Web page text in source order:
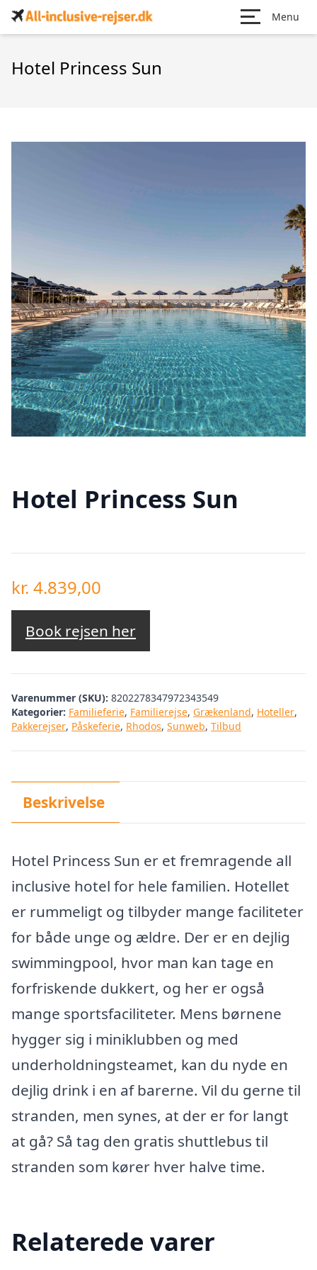
Menu
Hotel Princess Sun
Hotel Princess Sun
kr. 4.839,00
Book rejsen her
Varenummer (SKU): 8202278347972343549
Kategorier: Familieferie, Familierejse, Grækenland, Hoteller,
Pakkerejser, Påskeferie, Rhodos, Sunweb, Tilbud
Beskrivelse
Hotel Princess Sun er et fremragende all
inclusive hotel for hele familien. Hotellet
er rummeligt og tilbyder mange faciliteter
for både unge og ældre. Der er en dejlig
swimmingpool, hvor man kan tage en
forfriskende dukkert, og her er også
mange sportsfaciliteter. Mens børnene
hygger sig i miniklubben og med
underholdningsteamet, kan du nyde en
dejlig drink i en af barerne. Vil du gerne til
stranden, men synes, at der er for langt
at gå? Så tag den gratis shuttlebus til
stranden som kører hver halve time.
Relaterede varer